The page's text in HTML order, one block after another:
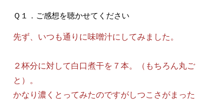
Ｑ１．ご感想を聴かせてください
先ず、いつも通りに味噌汁にしてみました。
２杯分に対して白口煮干を７本。（もちろん丸ご
と）。
かなり濃くとってみたのですがしつこさがまった